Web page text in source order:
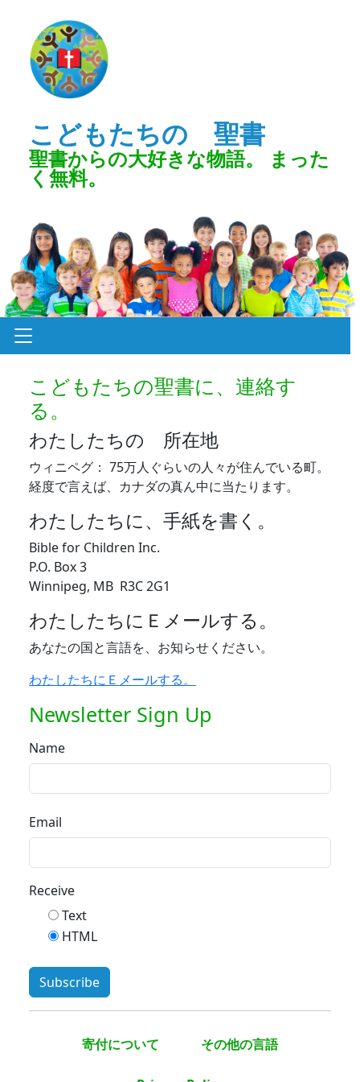
こどもたちの 聖書
聖書からの大好きな物語。 まった
く無料。
こどもたちの聖書に、連絡す
る。
わたしたちの 所在地
ウィニペグ： 75万人ぐらいの人々が住んでいる町。
経度で言えば、カナダの真ん中に当たります。
わたしたちに、手紙を書く。
Bible for Children Inc.
P.O. Box 3
Winnipeg, MB R3C 2G1
わたしたちにＥメールする。
あなたの国と言語を、お知らせください。
わたしたちにＥメールする。
Newsletter Sign Up
Name
Email
Receive
Text
HTML
寄付について その他の言語